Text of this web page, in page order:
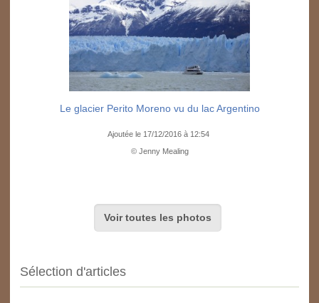
Le glacier Perito Moreno vu du lac Argentino
Ajoutée le 17/12/2016 à 12:54
© Jenny Mealing
Voir toutes les photos
Sélection d'articles